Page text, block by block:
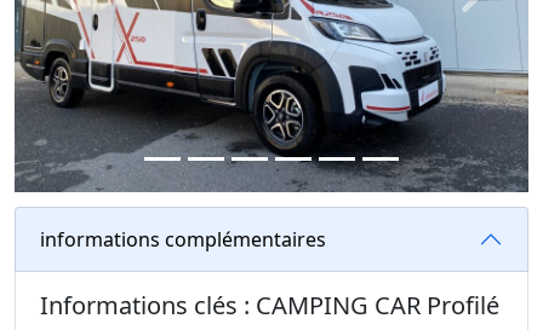
informations complémentaires
Informations clés : CAMPING CAR Profilé